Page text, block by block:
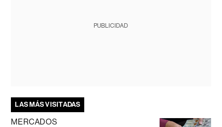
PUBLICIDAD
LAS MÁS VISITADAS
MERCADOS